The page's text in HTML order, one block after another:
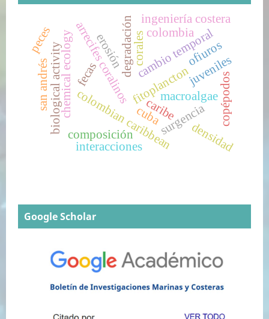
macroalgae
colombian caribbean
chemical ecology
biological activityarrecifes coralinoscambio temporal
degradación
fecas copépodos
fitoplancton
surgencia
juveniles
composición densidad
san andrés
corales
interacciones
colombia
caribe
erosión
ingeniería costera
ofiuros
peces
cuba
Google Scholar